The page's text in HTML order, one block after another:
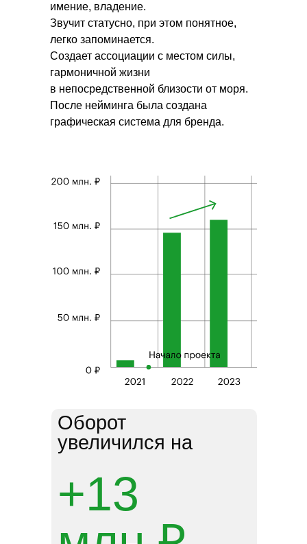
имение, владение.
Звучит статусно, при этом понятное,
легко запоминается.
Создает ассоциации с местом силы,
гармоничной жизни
в непосредственной близости от моря.
После нейминга была создана
графическая система для бренда.
Оборот
увеличился на
+13